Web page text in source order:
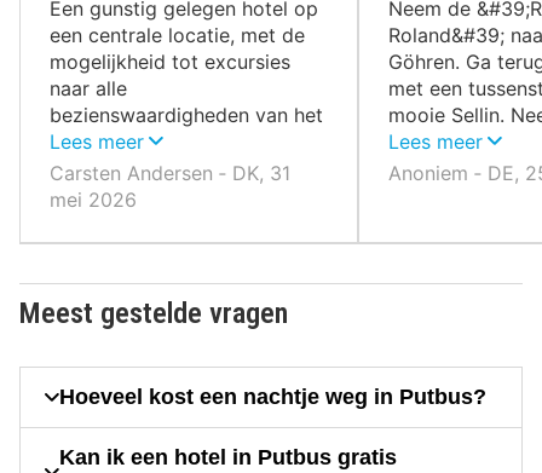
Een gunstig gelegen hotel op
een centrale locatie, met de
mogelijkheid tot excursies
naar alle
bezienswaardigheden van het
eiland.
Lees meer
Carsten Andersen ‐ DK, 31
mei 2026
Neem de
Roland&#39;
Göhren. Ga
met een
mooie Sellin.
Sassnitz naar
Königsstuhl. Ga
en winkels.
Lees meer
Anoniem ‐ DE,
Meest gestelde vragen
Hoeveel kost een nachtje weg in Putbus?
Kan ik een hotel in Putbus gratis